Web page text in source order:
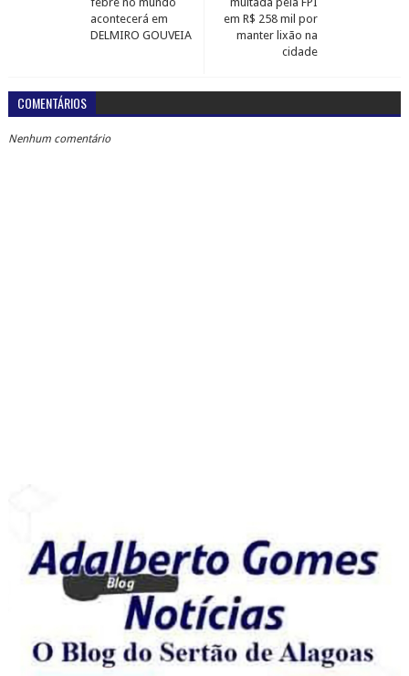
em R$ 258 mil por
manter lixão na
cidade
acontecerá em
DELMIRO GOUVEIA
COMENTÁRIOS
Nenhum comentário